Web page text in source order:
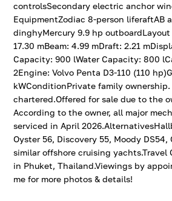
controlsSecondary electric anchor
EquipmentZodiac 8-person liferaftAB
dinghyMercury 9.9 hp outboardLayout
17.30 mBeam: 4.99 mDraft: 2.21
Capacity: 900 lWater Capacity: 800
2Engine: Volvo Penta D3-110 (110
kWConditionPrivate family ownership.
chartered.Offered for sale due to the
According to the owner, all major
serviced in April
Oyster 56, Discovery 55, Moody DS54,
similar offshore cruising yachts.Travel
in Phuket, Thailand.Viewings by
me for more photos & details!